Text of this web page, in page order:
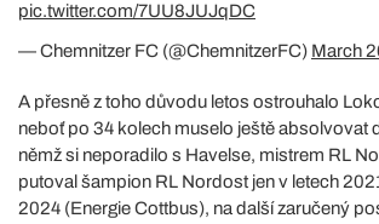
pic.twitter.com/7UU8JUJqDC
— Chemnitzer FC (@ChemnitzerFC) March
A přesně z toho důvodu letos ostrouhalo
neboť po 34 kolech muselo ještě absolvovat
němž si neporadilo s Havelse, mistrem RL
putoval šampion RL Nordost jen v letech
2024 (Energie Cottbus), na další zaručený